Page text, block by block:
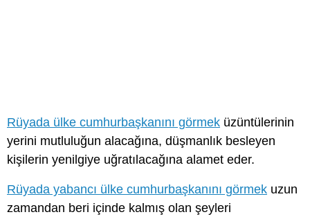
Rüyada ülke cumhurbaşkanını görmek üzüntülerinin
yerini mutluluğun alacağına, düşmanlık besleyen
kişilerin yenilgiye uğratılacağına alamet eder.
Rüyada yabancı ülke cumhurbaşkanını görmek uzun
zamandan beri içinde kalmış olan şeyleri